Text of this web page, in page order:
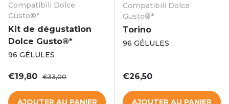
Compatibili Dolce
Gusto®*
Kit de dégustation
Dolce Gusto®*
96 GÉLULES
Prix soldé
€19,80 Prix habituel
€33,00
AJOUTER AU PANIER
Compatibili Dolce
Gusto®*
Torino
96 GÉLULES
Prix habituel
€26,50
AJOUTER AU PANIER